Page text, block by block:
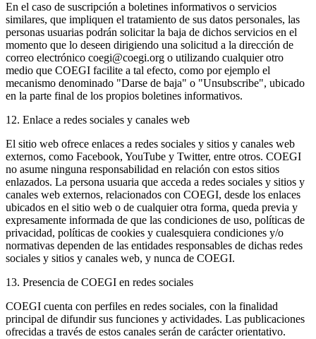
En el caso de suscripción a boletines informativos o servicios
similares, que impliquen el tratamiento de sus datos personales, las
personas usuarias podrán solicitar la baja de dichos servicios en el
momento que lo deseen dirigiendo una solicitud a la dirección de
correo electrónico coegi@coegi.org o utilizando cualquier otro
medio que COEGI facilite a tal efecto, como por ejemplo el
mecanismo denominado "Darse de baja" o "Unsubscribe", ubicado
en la parte final de los propios boletines informativos.
12. Enlace a redes sociales y canales web
El sitio web ofrece enlaces a redes sociales y sitios y canales web
externos, como Facebook, YouTube y Twitter, entre otros. COEGI
no asume ninguna responsabilidad en relación con estos sitios
enlazados. La persona usuaria que acceda a redes sociales y sitios y
canales web externos, relacionados con COEGI, desde los enlaces
ubicados en el sitio web o de cualquier otra forma, queda previa y
expresamente informada de que las condiciones de uso, políticas de
privacidad, políticas de cookies y cualesquiera condiciones y/o
normativas dependen de las entidades responsables de dichas redes
sociales y sitios y canales web, y nunca de COEGI.
13. Presencia de COEGI en redes sociales
COEGI cuenta con perfiles en redes sociales, con la finalidad
principal de difundir sus funciones y actividades. Las publicaciones
ofrecidas a través de estos canales serán de carácter orientativo.